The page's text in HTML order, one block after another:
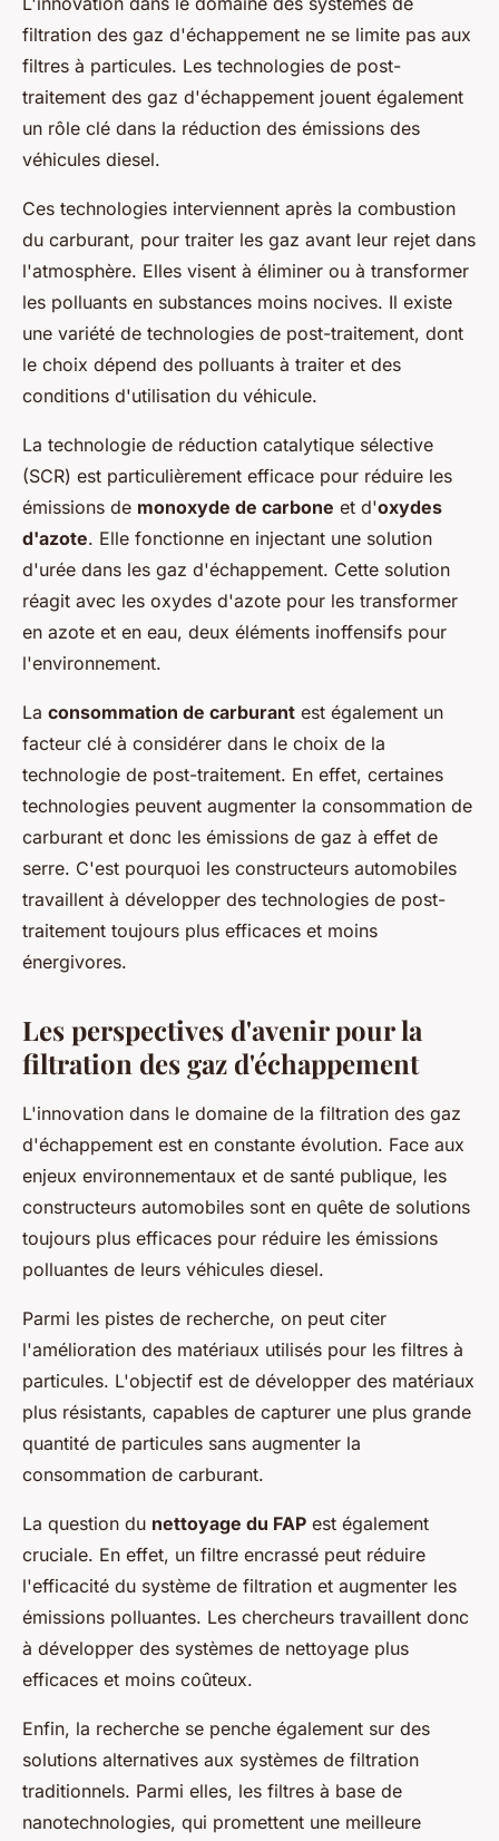
filtration des gaz d'échappement ne se limite pas aux
filtres à particules. Les technologies de post-
traitement des gaz d'échappement jouent également
un rôle clé dans la réduction des émissions des
véhicules diesel.
Ces technologies interviennent après la combustion
du carburant, pour traiter les gaz avant leur rejet dans
l'atmosphère. Elles visent à éliminer ou à transformer
les polluants en substances moins nocives. Il existe
une variété de technologies de post-traitement, dont
le choix dépend des polluants à traiter et des
conditions d'utilisation du véhicule.
La technologie de réduction catalytique sélective
(SCR) est particulièrement efficace pour réduire les
émissions de monoxyde de carbone et d'oxydes
d'azote. Elle fonctionne en injectant une solution
d'urée dans les gaz d'échappement. Cette solution
réagit avec les oxydes d'azote pour les transformer
en azote et en eau, deux éléments inoffensifs pour
l'environnement.
La consommation de carburant est également un
facteur clé à considérer dans le choix de la
technologie de post-traitement. En effet, certaines
technologies peuvent augmenter la consommation de
carburant et donc les émissions de gaz à effet de
serre. C'est pourquoi les constructeurs automobiles
travaillent à développer des technologies de post-
traitement toujours plus efficaces et moins
énergivores.
Les perspectives d'avenir pour la
filtration des gaz d'échappement
L'innovation dans le domaine de la filtration des gaz
d'échappement est en constante évolution. Face aux
enjeux environnementaux et de santé publique, les
constructeurs automobiles sont en quête de solutions
toujours plus efficaces pour réduire les émissions
polluantes de leurs véhicules diesel.
Parmi les pistes de recherche, on peut citer
l'amélioration des matériaux utilisés pour les filtres à
particules. L'objectif est de développer des matériaux
plus résistants, capables de capturer une plus grande
quantité de particules sans augmenter la
consommation de carburant.
La question du nettoyage du FAP est également
cruciale. En effet, un filtre encrassé peut réduire
l'efficacité du système de filtration et augmenter les
émissions polluantes. Les chercheurs travaillent donc
à développer des systèmes de nettoyage plus
efficaces et moins coûteux.
Enfin, la recherche se penche également sur des
solutions alternatives aux systèmes de filtration
traditionnels. Parmi elles, les filtres à base de
nanotechnologies, qui promettent une meilleure